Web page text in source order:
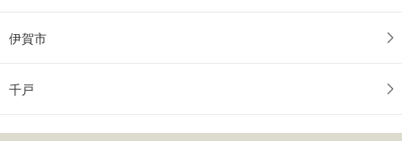
伊賀市
千戸